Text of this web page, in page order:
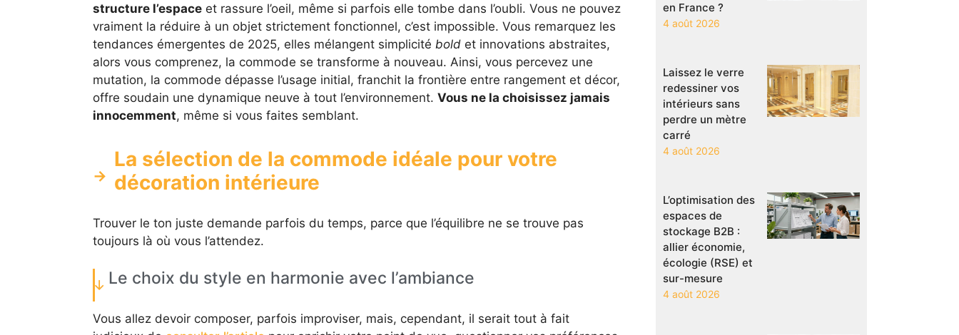
structure l’espaceet rassure l’oeil, même si parfois elle tombe dans l’oubli. Vous ne pouvez
vraiment la réduire à un objet strictement fonctionnel, c’est impossible. Vous remarquez les
tendances émergentes de 2025, elles mélangent simplicité boldet innovations abstraites,
alors vous comprenez, la commode se transforme à nouveau. Ainsi, vous percevez une
mutation, la commode dépasse l’usage initial, franchit la frontière entre rangement et décor,
offre soudain une dynamique neuve à tout l’environnement. Vous ne la choisissez jamais
innocemment, même si vous faites semblant.
La sélection de la commode idéale pour votre
décoration intérieure
Trouver le ton juste demande parfois du temps, parce que l’équilibre ne se trouve pas
toujours là où vous l’attendez.
Le choix du style en harmonie avec l’ambiance
Vous allez devoir composer, parfois improviser, mais, cependant, il serait tout à fait
en France ?
4 août 2026
Laissez le verre
redessiner vos
intérieurs sans
perdre un mètre
carré
4 août 2026
L’optimisation des
espaces de
stockage B2B :
allier économie,
écologie (RSE) et
sur-mesure
4 août 2026